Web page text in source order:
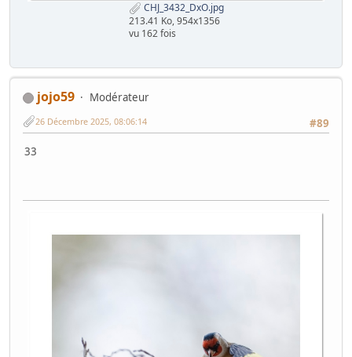
CHJ_3432_DxO.jpg
213.41 Ko, 954x1356
vu 162 fois
jojo59
Modérateur
#89
26 Décembre 2025, 08:06:14
33